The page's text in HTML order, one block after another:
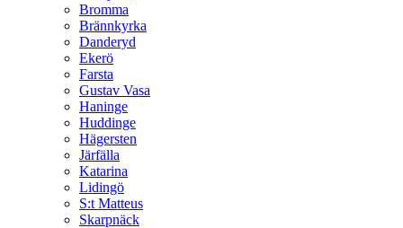
Bromma
Brännkyrka
Danderyd
Ekerö
Farsta
Gustav Vasa
Haninge
Huddinge
Hägersten
Järfälla
Katarina
Lidingö
S:t Matteus
Skarpnäck